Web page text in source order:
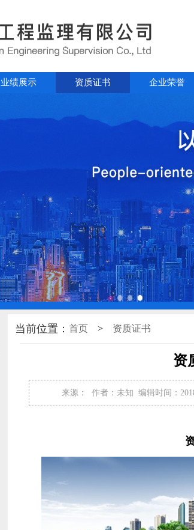
业绩展示 资质证书 企业荣誉
当前位置： 首页 > 资质证书
资
来源： 作者：未知 编辑时间：